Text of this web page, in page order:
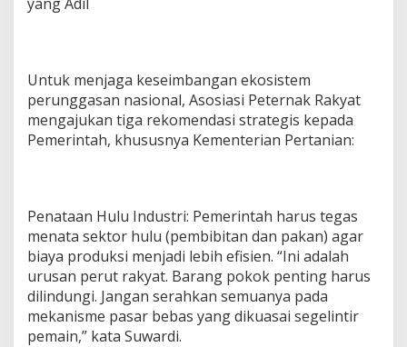
Untuk menjaga keseimbangan ekosistem
perunggasan nasional, Asosiasi Peternak Rakyat
mengajukan tiga rekomendasi strategis kepada
Pemerintah, khususnya Kementerian Pertanian:
Penataan Hulu Industri: Pemerintah harus tegas
menata sektor hulu (pembibitan dan pakan) agar
biaya produksi menjadi lebih efisien. “Ini adalah
urusan perut rakyat. Barang pokok penting harus
dilindungi. Jangan serahkan semuanya pada
mekanisme pasar bebas yang dikuasai segelintir
pemain,” kata Suwardi.